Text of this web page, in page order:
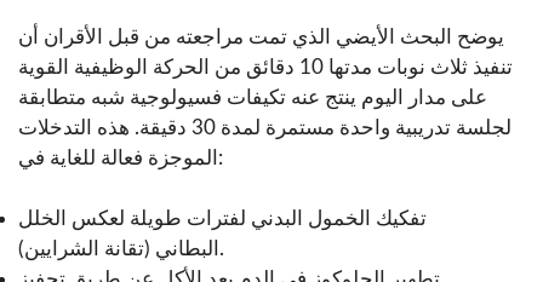
يوضح البحث الأيضي الذي تمت مراجعته من قبل الأقران أن
تنفيذ ثلاث نوبات مدتها 10 دقائق من الحركة الوظيفية القوية
على مدار اليوم ينتج عنه تكيفات فسيولوجية شبه متطابقة
لجلسة تدريبية واحدة مستمرة لمدة 30 دقيقة. هذه التدخلات
الموجزة فعالة للغاية في:
تفكيك الخمول البدني لفترات طويلة لعكس الخلل
البطاني (تقانة الشرايين).